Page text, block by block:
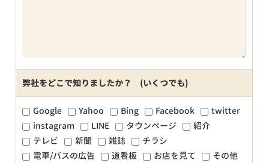
弊社をどこで知りましたか？ (いくつでも)
Google Yahoo Bing Facebook
twitter
instagram
LINE タウンページ
紹介
テレビ
新聞 雑誌
チラシ
電車/バスの広告
道看板 お店を見て その他